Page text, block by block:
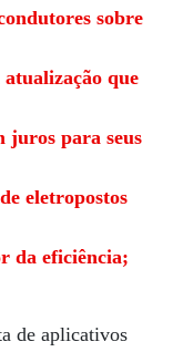
sobre
que
juros para seus
eletropostos
da eficiência;
de aplicativos